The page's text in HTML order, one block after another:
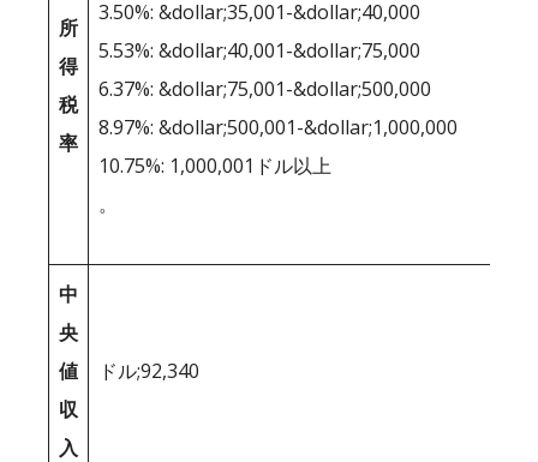
所
得
税
率
3.50%: &dollar;35,001-&dollar;40,000
5.53%: &dollar;40,001-&dollar;75,000
6.37%: &dollar;75,001-&dollar;500,000
8.97%: &dollar;500,001-&dollar;1,000,000
10.75%: 1,000,001ドル以上
。
中
央
値
収
入
ドル;92,340